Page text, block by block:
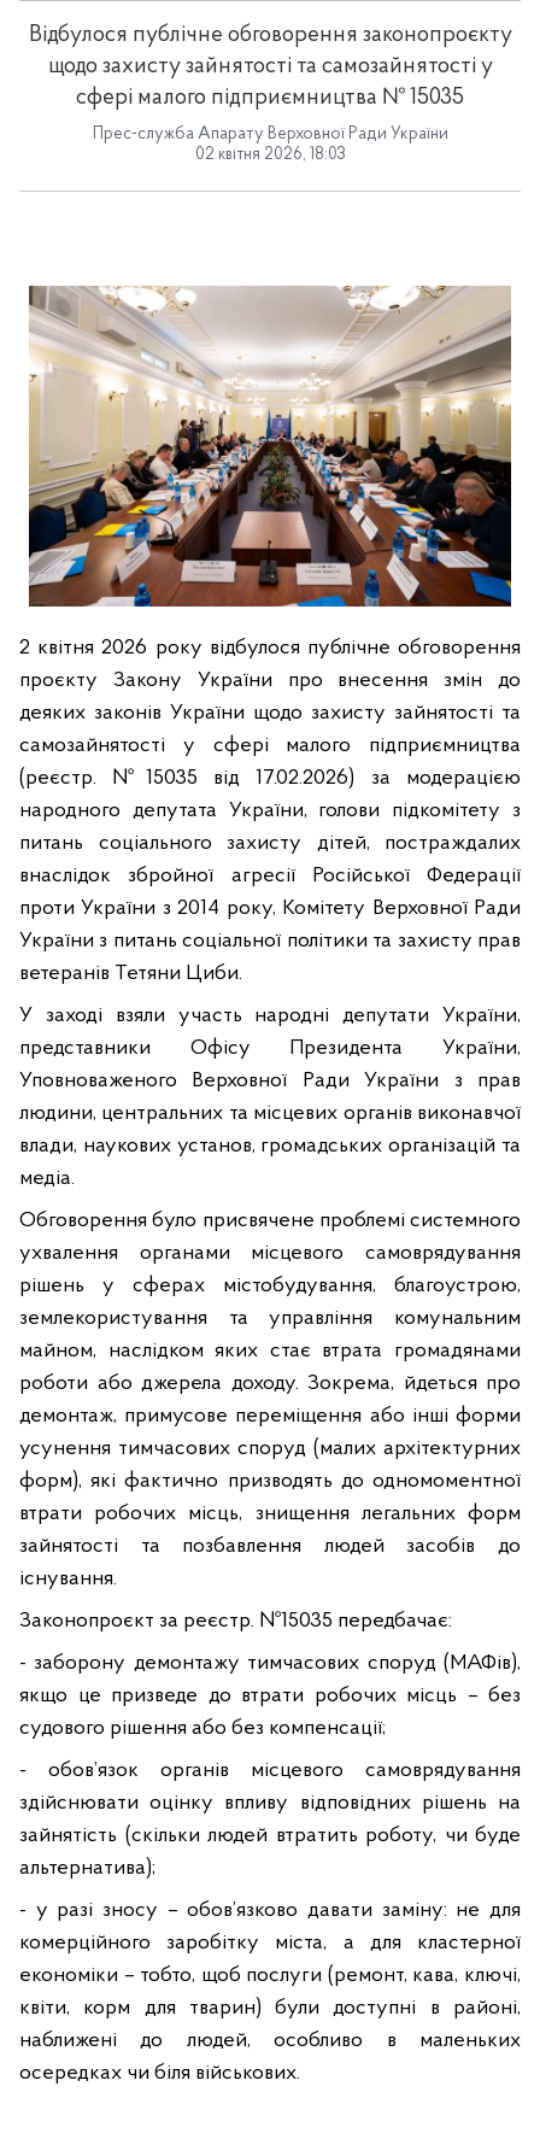
Відбулося публічне обговорення законопроєкту
щодо захисту зайнятості та самозайнятості у
сфері малого підприємництва № 15035
Прес-служба Апарату Верховної Ради України
02 квітня 2026, 18:03
2 квітня 2026 року відбулося публічне обговорення
проєкту Закону України про внесення змін до
деяких законів України щодо захисту зайнятості та
самозайнятості у сфері малого підприємництва
(реєстр. №15035 від 17.02.2026) за модерацією
народного депутата України, голови підкомітету з
питань соціального захисту дітей, постраждалих
внаслідок збройної агресії Російської Федерації
проти України з 2014 року, Комітету Верховної Ради
України з питань соціальної політики та захисту прав
ветеранів Тетяни Циби.
У заході взяли участь народні депутати України,
представники Офісу Президента України,
Уповноваженого Верховної Ради України з прав
людини, центральних та місцевих органів виконавчої
влади, наукових установ, громадських організацій та
медіа.
Обговорення було присвячене проблемі системного
ухвалення органами місцевого самоврядування
рішень у сферах містобудування, благоустрою,
землекористування та управління комунальним
майном, наслідком яких стає втрата громадянами
роботи або джерела доходу. Зокрема, йдеться про
демонтаж, примусове переміщення або інші форми
усунення тимчасових споруд (малих архітектурних
форм), які фактично призводять до одномоментної
втрати робочих місць, знищення легальних форм
зайнятості та позбавлення людей засобів до
існування.
Законопроєкт за реєстр. №15035 передбачає:
- заборону демонтажу тимчасових споруд (МАФів),
якщо це призведе до втрати робочих місць – без
судового рішення або без компенсації;
- обов’язок органів місцевого самоврядування
здійснювати оцінку впливу відповідних рішень на
зайнятість (скільки людей втратить роботу, чи буде
альтернатива);
- у разі зносу – обов’язково давати заміну: не для
комерційного заробітку міста, а для кластерної
економіки – тобто, щоб послуги (ремонт, кава, ключі,
квіти, корм для тварин) були доступні в районі,
наближені до людей, особливо в маленьких
осередках чи біля військових.